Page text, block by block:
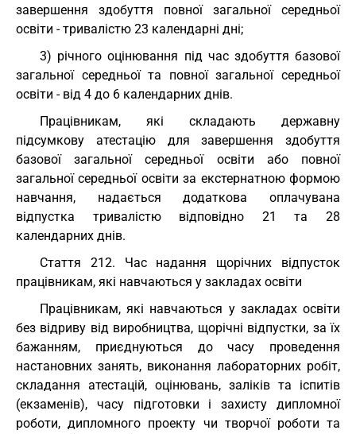
завершення здобуття повної загальної середньої
освіти - тривалістю 23 календарні дні;
3) річного оцінювання під час здобуття базової
загальної середньої та повної загальної середньої
освіти - від 4 до 6 календарних днів.
Працівникам, які складають державну
підсумкову атестацію для завершення здобуття
базової загальної середньої освіти або повної
загальної середньої освіти за екстернатною формою
навчання, надається додаткова оплачувана
відпустка тривалістю відповідно 21 та 28
календарних днів.
Cтаття 212. Час надання щорічних відпусток
працівникам, які навчаються у закладах освіти
Працівникам, які навчаються у закладах освіти
без відриву від виробництва, щорічні відпустки, за їх
бажанням, приєднуються до часу проведення
настановних занять, виконання лабораторних робіт,
складання атестацій, оцінювань, заліків та іспитів
(екзаменів), часу підготовки і захисту дипломної
роботи, дипломного проекту чи творчої роботи та